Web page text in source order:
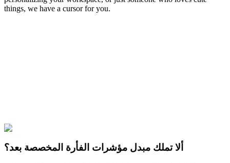
things, we have a cursor for you.
🚀 For Browser
ألا تملك مبدل مؤشرات الفأرة المخصصة بعد؟